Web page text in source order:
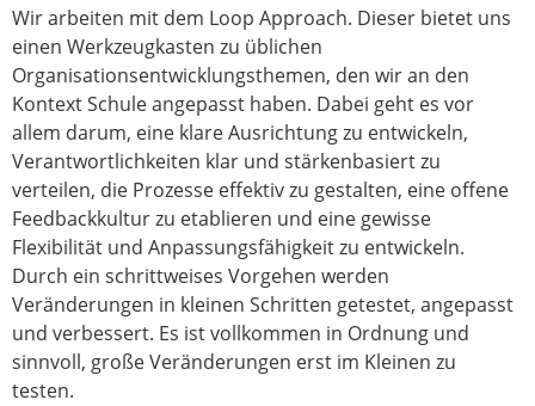
Wir arbeiten mit dem Loop Approach. Dieser bietet uns
einen Werkzeugkasten zu üblichen
Organisationsentwicklungsthemen, den wir an den
Kontext Schule angepasst haben. Dabei geht es vor
allem darum, eine klare Ausrichtung zu entwickeln,
Verantwortlichkeiten klar und stärkenbasiert zu
verteilen, die Prozesse effektiv zu gestalten, eine offene
Feedbackkultur zu etablieren und eine gewisse
Flexibilität und Anpassungsfähigkeit zu entwickeln.
Durch ein schrittweises Vorgehen werden
Veränderungen in kleinen Schritten getestet, angepasst
und verbessert. Es ist vollkommen in Ordnung und
sinnvoll, große Veränderungen erst im Kleinen zu
testen.